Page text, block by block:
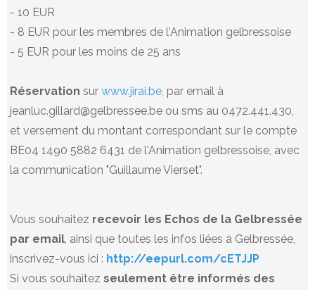
- 10 EUR
- 8 EUR pour les membres de l'Animation gelbressoise
- 5 EUR pour les moins de 25 ans
Réservation surwww.jirai.be, par email à
jeanluc.gillard@gelbressee.be ou sms au 0472.441.430,
et versement du montant correspondant sur le compte
BE04 1490 5882 6431 de l'Animation gelbressoise, avec
la communication "Guillaume Vierset".
Vous souhaitez recevoir les Echos de la Gelbressée
par email , ainsi que toutes les infos liées à Gelbressée,
inscrivez-vous ici : http://eepurl.com/cETJJP
Si vous souhaitezseulement être informés des